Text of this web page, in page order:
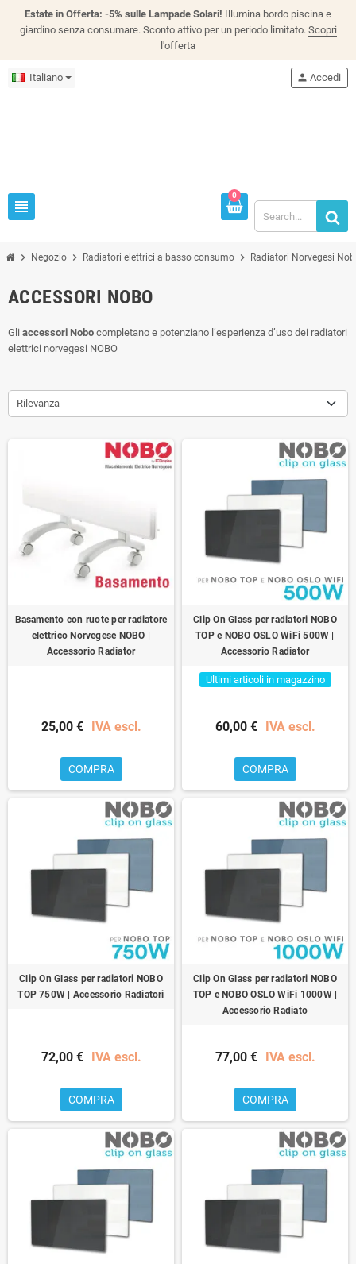
Estate in Offerta: -5% sulle Lampade Solari! Illumina bordo piscina e
giardino senza consumare. Sconto attivo per un periodo limitato. Scopri
l'offerta
Italiano
view_headline
person Accedi
0
chevron_right Negozio chevron_right Radiatori elettrici a basso consumo chevron_right Radiatori Norvegesi
ACCESSORI NOBO
Gli accessori Nobo completano e potenziano l’esperienza d’uso dei radiatori
elettrici norvegesi NOBO
Rilevanza
Basamento con ruote per radiatore
elettrico Norvegese NOBO |
Accessorio Radiator
25,00 € IVA escl.
COMPRA
Clip On Glass per radiatori NOBO
TOP e NOBO OSLO WiFi 500W |
Accessorio Radiator
Ultimi articoli in magazzino
60,00 € IVA escl.
COMPRA
Clip On Glass per radiatori NOBO
TOP 750W | Accessorio Radiatori
72,00 € IVA escl.
COMPRA
Clip On Glass per radiatori NOBO
TOP e NOBO OSLO WiFi 1000W |
Accessorio Radiato
77,00 € IVA escl.
COMPRA